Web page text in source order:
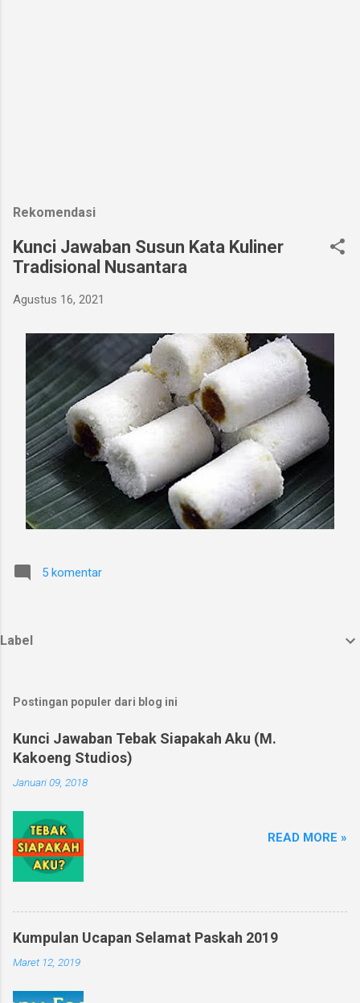
Rekomendasi
Kunci Jawaban Susun Kata Kuliner
Tradisional Nusantara
Agustus 16, 2021
5 komentar
Label
Postingan populer dari blog ini
Kunci Jawaban Tebak Siapakah Aku (M.
Kakoeng Studios)
Januari 09, 2018
READ MORE »
Kumpulan Ucapan Selamat Paskah 2019
Maret 12, 2019